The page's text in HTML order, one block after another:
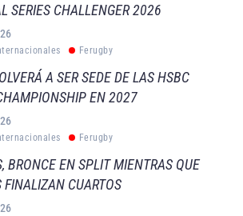
SERIES CHALLENGER 2026
Ferugby
A SER SEDE DE LAS HSBC
EN 2027
Ferugby
BRONCE EN SPLIT MIENTRAS QUE
FINALIZAN CUARTOS